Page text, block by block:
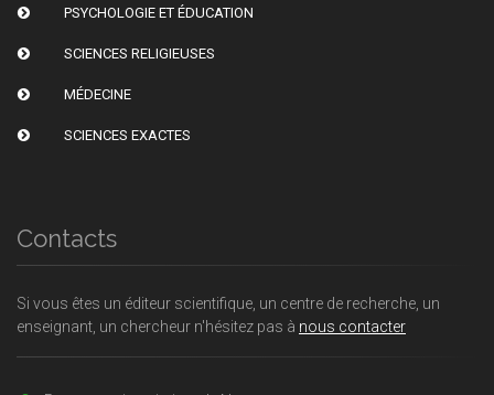
PSYCHOLOGIE ET ÉDUCATION
SCIENCES RELIGIEUSES
MÉDECINE
SCIENCES EXACTES
Contacts
Si vous êtes un éditeur scientifique, un centre de recherche, un
enseignant, un chercheur n'hésitez pas à nous contacter